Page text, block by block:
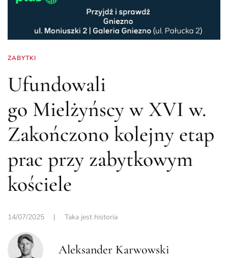
ZABYTKI
Ufundowali
go Mielżyńscy w XVI w.
Zakończono kolejny etap
prac przy zabytkowym
kościele
14/07/2025 | Taka jest historia
Aleksander Karwowski